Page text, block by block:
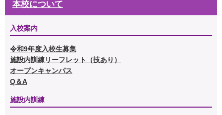
本校について
入校案内
令和9年度入校生募集
施設内訓練リーフレット（技あり）
オープンキャンパス
Q＆A
施設内訓練